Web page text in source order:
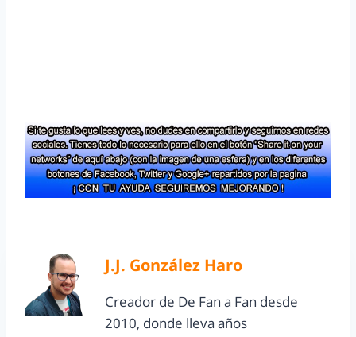
J.J. González Haro
Creador de De Fan a Fan desde
2010, donde lleva años